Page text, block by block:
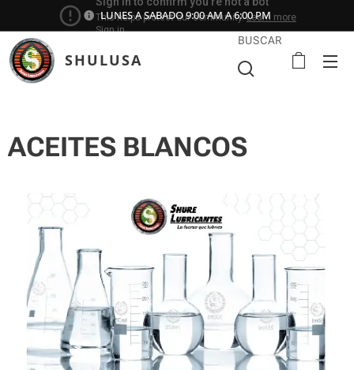
LUNES A SABADO 9:00 AM A 6:00 PM
SHULUSA
BUSCAR
ACEITES BLANCOS